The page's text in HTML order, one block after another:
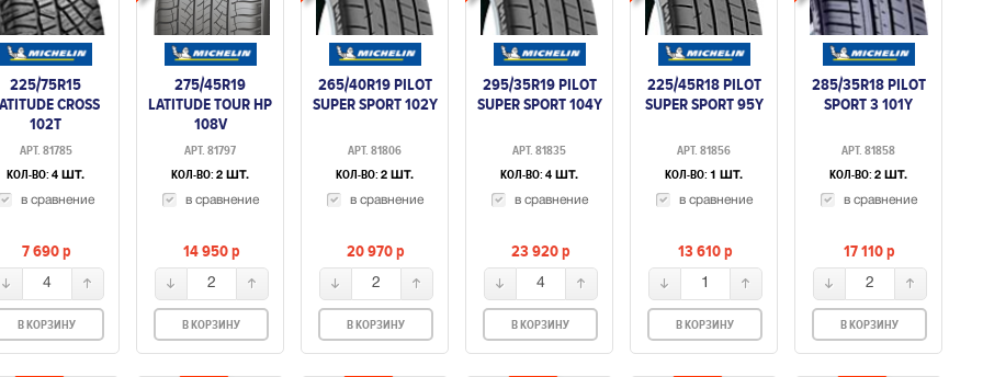
225/75R15
CROSS
102T
АРТ. 81785
КОЛ-ВО: 4 ШТ.
в сравнение
7 690p
4
В КОРЗИНУ
275/45R19
LATITUDE TOUR HP
108V
АРТ. 81797
КОЛ-ВО: 2 ШТ.
в сравнение
14 950p
2
В КОРЗИНУ
265/40R19 PILOT
SUPER SPORT 102Y
АРТ. 81806
КОЛ-ВО: 2 ШТ.
в сравнение
20 970p
2
В КОРЗИНУ
295/35R19 PILOT
SUPER SPORT 104Y
АРТ. 81835
КОЛ-ВО: 4 ШТ.
в сравнение
23 920p
4
В КОРЗИНУ
225/45R18 PILOT
SUPER SPORT 95Y
АРТ. 81856
КОЛ-ВО: 1 ШТ.
в сравнение
13 610p
1
В КОРЗИНУ
285/35R18 PILOT
SPORT 3 101Y
АРТ. 81858
КОЛ-ВО: 2 ШТ.
в сравнение
17 110p
2
В КОРЗИНУ